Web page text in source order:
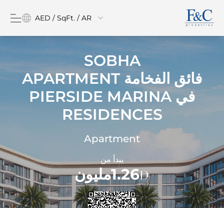
AED / SqFt. / AR
SOBHA
فائق الفخامة APARTMENT
فيPIERSIDE MARINA
RESIDENCES
Apartment
يبدأ من
1.26مليون